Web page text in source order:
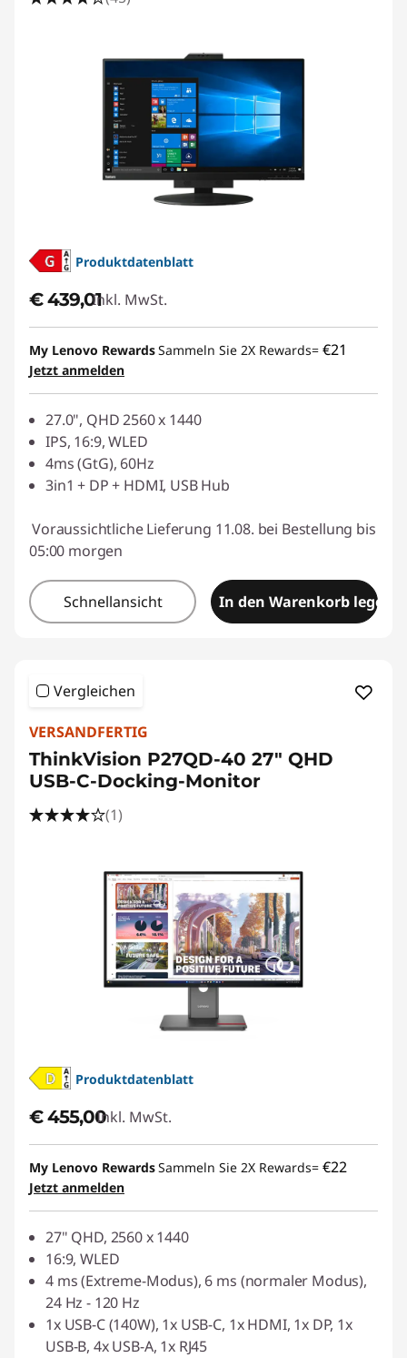
Produktdatenblatt
€ 439,01Inkl. MwSt.
My Lenovo RewardsSammeln Sie 2X Rewards= €21
Jetzt anmelden
27.0", QHD 2560 x 1440
IPS, 16:9, WLED
4ms (GtG), 60Hz
3in1 + DP + HDMI, USB Hub
Voraussichtliche Lieferung 11.08. bei Bestellung bis
05:00 morgen
Schnellansicht In den Warenkorb legen
Vergleichen
VERSANDFERTIG
ThinkVision P27QD-40 27" QHD
USB-C-Docking-Monitor
(1)
Produktdatenblatt
€ 455,00Inkl. MwSt.
My Lenovo RewardsSammeln Sie 2X Rewards= €22
Jetzt anmelden
27" QHD, 2560 x 1440
16:9, WLED
4 ms (Extreme-Modus), 6 ms (normaler Modus),
24 Hz - 120 Hz
1x USB-C (140W), 1x USB-C, 1x HDMI, 1x DP, 1x
USB-B, 4x USB-A, 1x RJ45